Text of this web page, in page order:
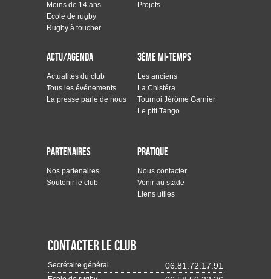
Moins de 14 ans
Ecole de rugby
Rugby à toucher
Projets
Actu/Agenda
Actualités du club
Tous les événements
La presse parle de nous
3ème mi-temps
Les anciens
La Chistéra
Tournoi Jérôme Garnier
Le ptit Tango
Partenaires
Nos partenaires
Soutenir le club
Pratique
Nous contacter
Venir au stade
Liens utiles
Contacter le club
Secrétaire général 06.81.72.17.91